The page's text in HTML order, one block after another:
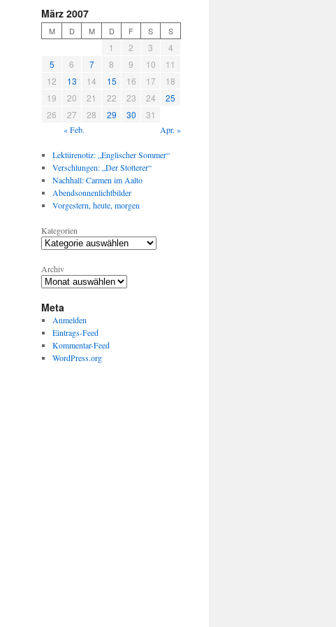
März 2007
M D M D F S S
1 2 3
4
5
6 7 8 9 10
11
12
13 14 15 16 17
18
19
20 21 22 23 24
25
26
27 28 29 30 31
« Feb. Apr. »
Lektürenotiz: „Englischer Sommer“
Verschlungen: „Der Stotterer“
Nachhall: Carmen im Aalto
Abendsonnenlichtbilder
Vorgestern, heute, morgen
Kategorien
Archiv
Meta
Anmelden
Eintrags-Feed
Kommentar-Feed
WordPress.org